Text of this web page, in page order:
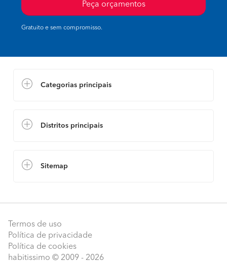
Peça orçamentos
Gratuito e sem compromisso.
Categorias principais
Distritos principais
Sitemap
Termos de uso
Política de privacidade
Política de cookies
habitissimo © 2009 - 2026